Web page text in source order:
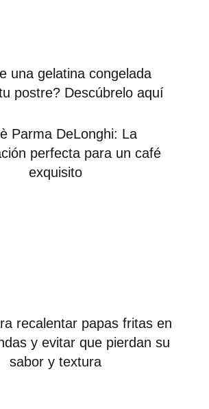
una gelatina congelada
postre? Descúbrelo aquí
Parma DeLonghi: La
perfecta para un café
exquisito
recalentar papas fritas en
y evitar que pierdan su
sabor y textura